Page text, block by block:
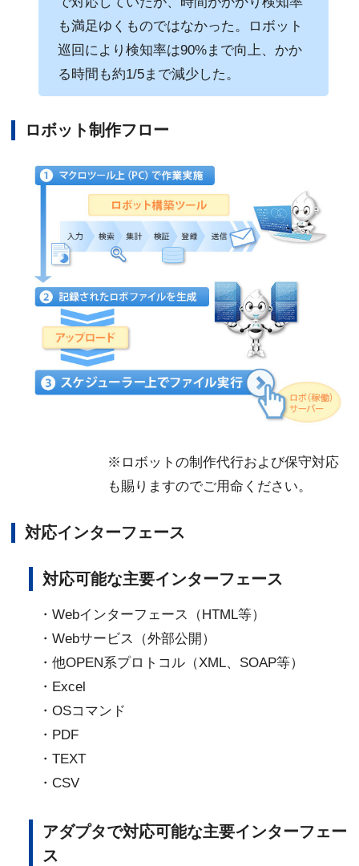
も満足ゆくものではなかった。ロボット
巡回により検知率は90%まで向上、かか
る時間も約1/5まで減少した。
ロボット制作フロー
※ロボットの制作代行および保守対応
も賜りますのでご用命ください。
対応インターフェース
対応可能な主要インターフェース
・Webインターフェース（HTML等）
・Webサービス（外部公開）
・他OPEN系プロトコル（XML、SOAP等）
・Excel
・OSコマンド
・PDF
・TEXT
・CSV
アダプタで対応可能な主要インターフェー
ス